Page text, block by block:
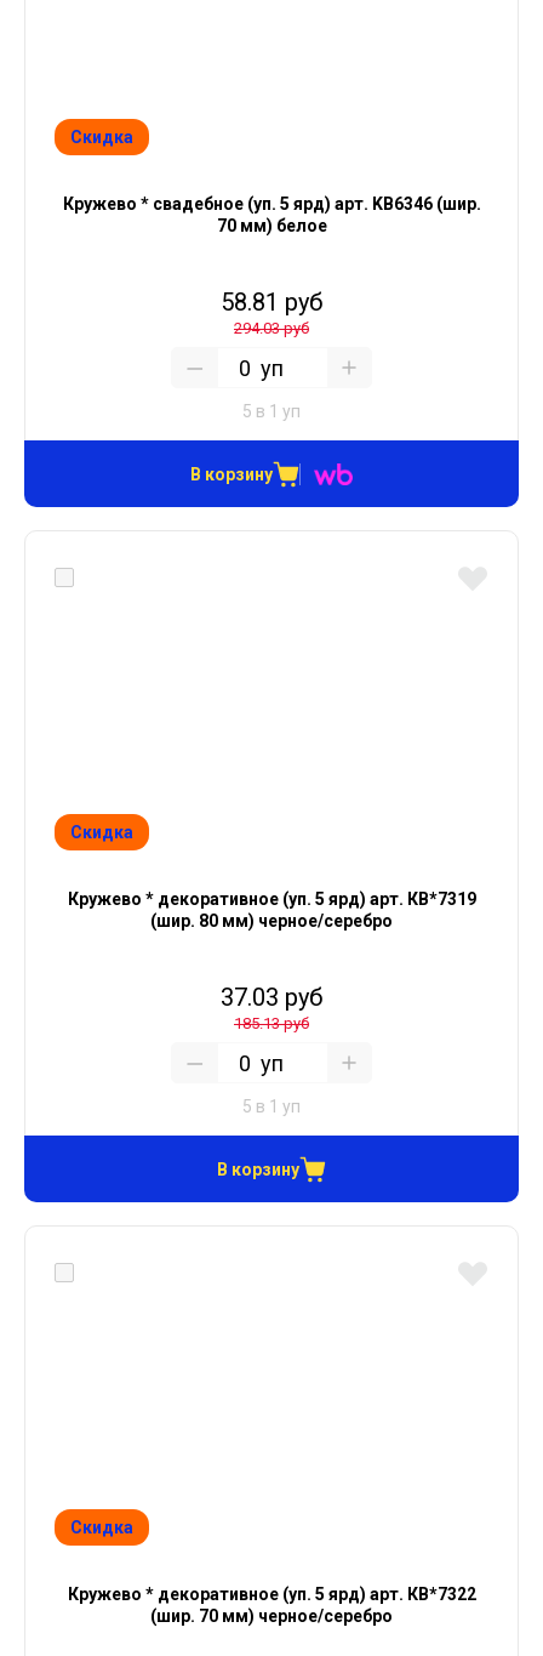
Скидка
Кружево * свадебное (уп. 5 ярд) арт. KB6346 (шир.
70 мм) белое
58.81 руб
294.03 руб
уп
5 в 1 уп
В корзину
Скидка
Кружево * декоративное (уп. 5 ярд) арт. КВ*7319
(шир. 80 мм) черное/серебро
37.03 руб
185.13 руб
уп
5 в 1 уп
В корзину
Скидка
Кружево * декоративное (уп. 5 ярд) арт. КВ*7322
(шир. 70 мм) черное/серебро